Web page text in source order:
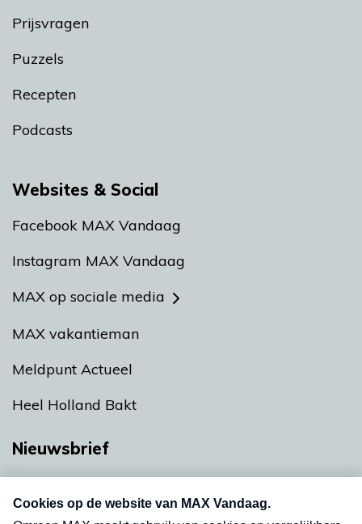
Prijsvragen
Puzzels
Recepten
Podcasts
Websites & Social
Facebook MAX Vandaag
Instagram MAX Vandaag
MAX op sociale media
MAX vakantieman
Meldpunt Actueel
Heel Holland Bakt
Nieuwsbrief
nieuwsbrief. Elke vrijdag- en dinsdagochtend in